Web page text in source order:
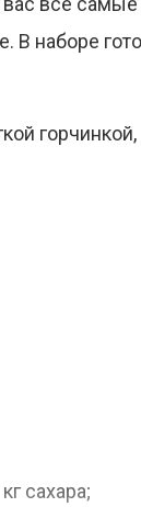
В наборе
сахара;